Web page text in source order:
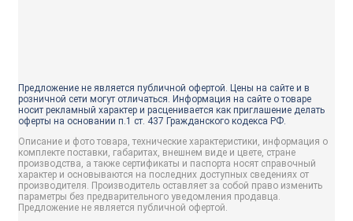
Предложение не является публичной офертой. Цены на сайте и в
розничной сети могут отличаться. Информация на сайте о товаре
носит рекламный характер и расценивается как приглашение делать
оферты на основании п.1 ст. 437 Гражданского кодекса РФ.
Описание и фото товара, технические характеристики, информация о
комплекте поставки, габаритах, внешнем виде и цвете, стране
производства, а также сертификаты и паспорта носят справочный
характер и основываются на последних доступных сведениях от
производителя. Производитель оставляет за собой право изменить
параметры без предварительного уведомления продавца.
Предложение не является публичной офертой.